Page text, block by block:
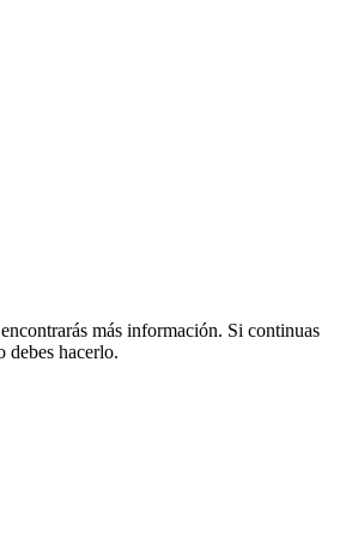
encontrarás más información. Si continuas
debes hacerlo.